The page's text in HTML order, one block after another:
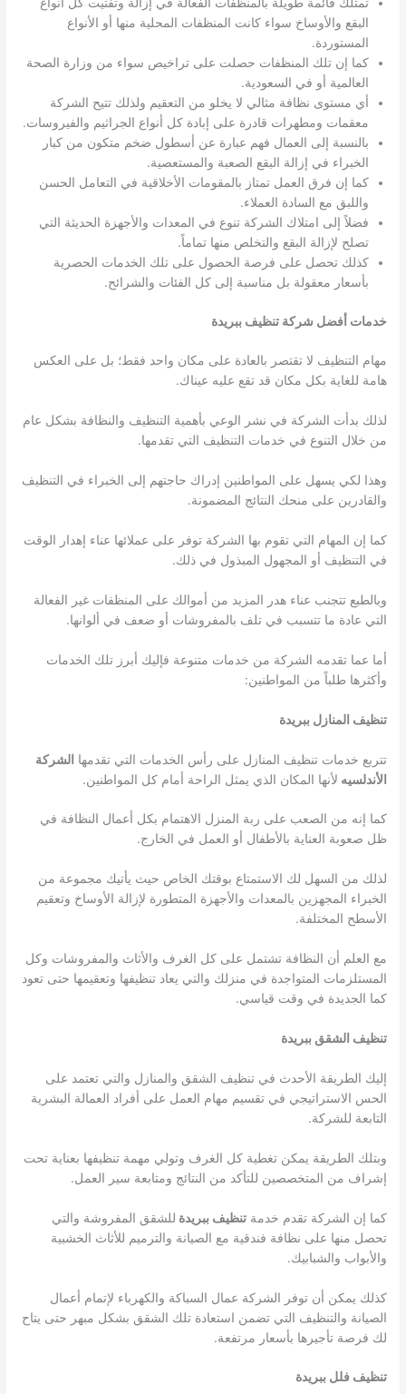
البقع والأوساخ سواء كانت المنظفات المحلية منها أو الأنواع
المستوردة.
كما إن تلك المنظفات حصلت على تراخيص سواء من وزارة الصحة
العالمية أو في السعودية.
أي مستوى نظافة مثالي لا يخلو من التعقيم ولذلك تتيح الشركة
معقمات ومطهرات قادرة على إبادة كل أنواع الجراثيم والفيروسات.
بالنسبة إلى العمال فهم عبارة عن أسطول ضخم متكون من كبار
الخبراء في إزالة البقع الصعبة والمستعصية.
كما إن فرق العمل تمتاز بالمقومات الأخلاقية في التعامل الحسن
واللبق مع السادة العملاء.
فضلاً إلى امتلاك الشركة تنوع في المعدات والأجهزة الحديثة التي
تصلح لإزالة البقع والتخلص منها تماماً.
كذلك تحصل على فرصة الحصول على تلك الخدمات الحصرية
بأسعار معقولة بل مناسبة إلى كل الفئات والشرائح.
خدمات أفضل شركةتنظيف ببريدة
مهام التنظيف لا تقتصر بالعادة على مكان واحد فقط؛ بل على العكس
هامة للغاية بكل مكان قد تقع عليه عيناك.
لذلك بدأت الشركة في نشر الوعي بأهمية التنظيف والنظافة بشكل عام
من خلال التنوع في خدمات التنظيف التي تقدمها.
وهذا لكي يسهل على المواطنين إدراك حاجتهم إلى الخبراء في التنظيف
والقادرين على منحك النتائج المضمونة.
كما إن المهام التي تقوم بها الشركة توفر على عملائها عناء إهدار الوقت
في التنظيف أو المجهول المبذول في ذلك.
وبالطبع تتجنب عناء هدر المزيد من أموالك على المنظفات غير الفعالة
التي عادة ما تتسبب في تلف بالمفروشات أو ضعف في ألوانها.
أما عما تقدمه الشركة من خدمات متنوعة فإليك أبرز تلك الخدمات
وأكثرها طلباً من المواطنين:
تنظيف المنازل ببريدة
تتربع خدمات تنظيف المنازل على رأس الخدمات التي تقدمها الشركة
الأندلسيه لأنها المكان الذي يمثل الراحة أمام كل المواطنين.
كما إنه من الصعب على ربة المنزل الاهتمام بكل أعمال النظافة في
ظل صعوبة العناية بالأطفال أو العمل في الخارج.
لذلك من السهل لك الاستمتاع بوقتك الخاص حيث يأتيك مجموعة من
الخبراء المجهزين بالمعدات والأجهزة المتطورة لإزالة الأوساخ وتعقيم
الأسطح المختلفة.
مع العلم أن النظافة تشتمل على كل الغرف والأثاث والمفروشات وكل
المستلزمات المتواجدة في منزلك والتي يعاد تنظيفها وتعقيمها حتى تعود
كما الجديدة في وقت قياسي.
تنظيف الشقق ببريدة
إليك الطريقة الأحدث في تنظيف الشقق والمنازل والتي تعتمد على
الحس الاستراتيجي في تقسيم مهام العمل على أفراد العمالة البشرية
التابعة للشركة.
وبتلك الطريقة يمكن تغطية كل الغرف وتولي مهمة تنظيفها بعناية تحت
إشراف من المتخصصين للتأكد من النتائج ومتابعة سير العمل.
كما إن الشركة تقدم خدمةتنظيف ببريدة للشقق المفروشة والتي
تحصل منها على نظافة فندقية مع الصيانة والترميم للأثاث الخشبية
والأبواب والشبابيك.
كذلك يمكن أن توفر الشركة عمال السباكة والكهرباء لإتمام أعمال
الصيانة والتنظيف التي تضمن استعادة تلك الشقق بشكل مبهر حتى يتاح
لك فرصة تأجيرها بأسعار مرتفعة.
تنظيف فلل ببريدة